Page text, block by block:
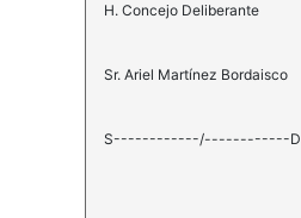
H. Concejo Deliberante
Sr. Ariel Martínez Bordaisco
S------------/------------D